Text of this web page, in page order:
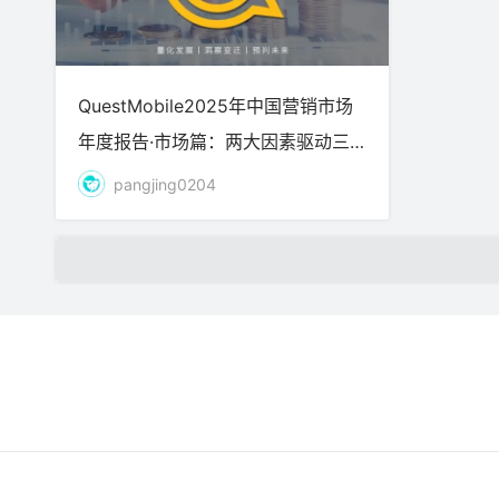
QuestMobile2025年中国营销市场
年度报告·市场篇：两大因素驱动三
大变化，如何抓住新营销四大趋势？
pangjing0204